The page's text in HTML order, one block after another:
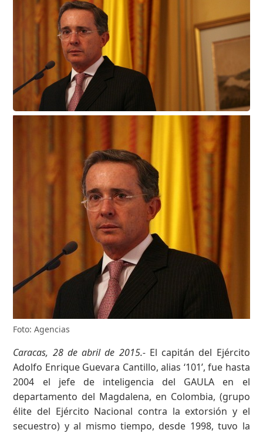
Foto: Agencias
Caracas, 28 de abril de 2015.-El capitán del Ejército
Adolfo Enrique Guevara Cantillo, alias ‘101’, fue hasta
2004 el jefe de inteligencia del GAULA en el
departamento del Magdalena, en Colombia, (grupo
élite del Ejército Nacional contra la extorsión y el
secuestro) y al mismo tiempo, desde 1998, tuvo la